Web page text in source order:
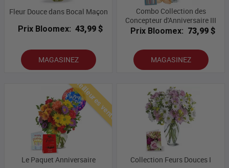
Fleur Douce dans Bocal Maçon
Prix Bloomex: 43,99 $
MAGASINEZ
Combo Collection des
Concepteur d'Anniversaire III
Prix Bloomex: 73,99 $
MAGASINEZ
Meilleures ventes
Le Paquet Anniversaire
Collection Feurs Douces I